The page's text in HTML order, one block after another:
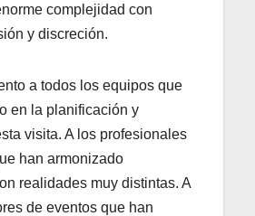
complejidad con
y discreción.
a todos los equipos que
en la planificación y
visita. A los profesionales
han armonizado
realidades muy distintas. A
de eventos que han